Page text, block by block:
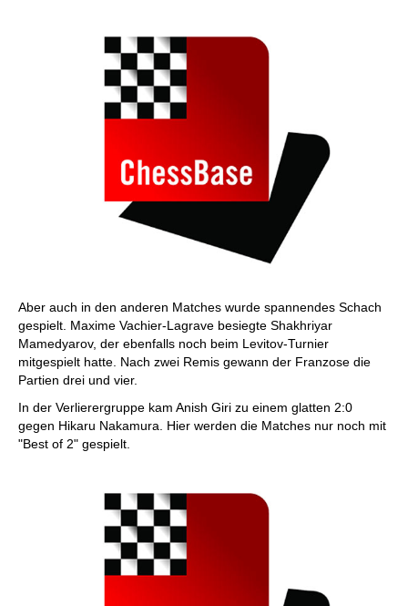
Aber auch in den anderen Matches wurde spannendes Schach
gespielt. Maxime Vachier-Lagrave besiegte Shakhriyar
Mamedyarov, der ebenfalls noch beim Levitov-Turnier
mitgespielt hatte. Nach zwei Remis gewann der Franzose die
Partien drei und vier.
In der Verlierergruppe kam Anish Giri zu einem glatten 2:0
gegen Hikaru Nakamura. Hier werden die Matches nur noch mit
"Best of 2" gespielt.